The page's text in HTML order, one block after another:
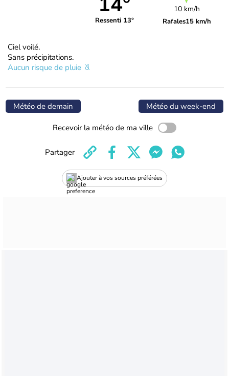
Ressenti 13°
10 km/h
Rafales15 km/h
Ciel voilé.
Sans précipitations.
Aucun risque de pluie
Météo de demain Météo du week-end
Recevoir la météo de ma ville
Ajouter à vos sources préférées
Partager